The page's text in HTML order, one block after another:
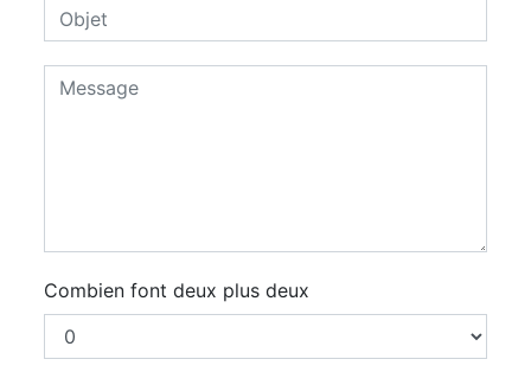
Combien font deux plus deux